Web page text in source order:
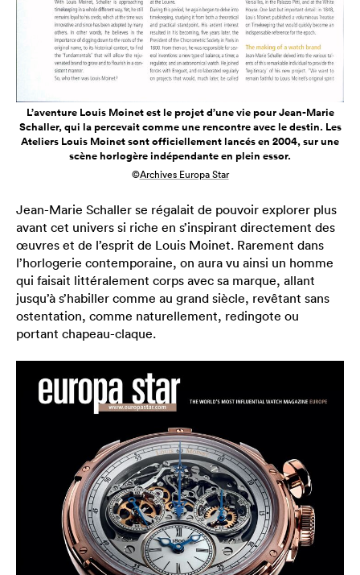
L’aventure Louis Moinet est le projet d’une vie pour Jean-Marie
Schaller, qui la percevait comme une rencontre avec le destin. Les
Ateliers Louis Moinet sont officiellement lancés en 2004, sur une
scène horlogère indépendante en plein essor.
©Archives Europa Star
Jean-Marie Schaller se régalait de pouvoir explorer plus
avant cet univers si riche en s’inspirant directement des
œuvres et de l’esprit de Louis Moinet. Rarement dans
l’horlogerie contemporaine, on aura vu ainsi un homme
qui faisait littéralement corps avec sa marque, allant
jusqu’à s’habiller comme au grand siècle, revêtant sans
ostentation, comme naturellement, redingote ou
portant chapeau-claque.